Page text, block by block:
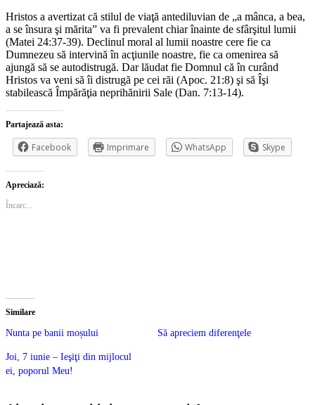
Hristos a avertizat că stilul de viaţă antediluvian de „a mânca, a bea,
a se însura şi mărita” va fi prevalent chiar înainte de sfârşitul lumii
(Matei 24:37-39). Declinul moral al lumii noastre cere fie ca
Dumnezeu să intervină în acţiunile noastre, fie ca omenirea să
ajungă să se autodistrugă. Dar lăudat fie Domnul că în curând
Hristos va veni să îi distrugă pe cei răi (Apoc. 21:8) şi să Îşi
stabilească Împărăţia neprihănirii Sale (Dan. 7:13-14).
Partajează asta:
Facebook Imprimare WhatsApp Skype
Apreciază:
Încarc...
Similare
Nunta pe banii moșului Să apreciem diferenţele
Joi, 7 iunie – Ieşiţi din mijlocul
ei, poporul Meu!